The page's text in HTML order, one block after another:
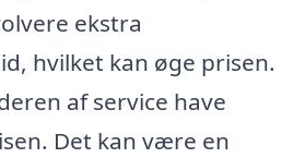
ekstra
hvilket kan øge prisen.
af service have
Det kan være en